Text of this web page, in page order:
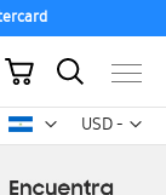
USD -
dólar
Mi carrito